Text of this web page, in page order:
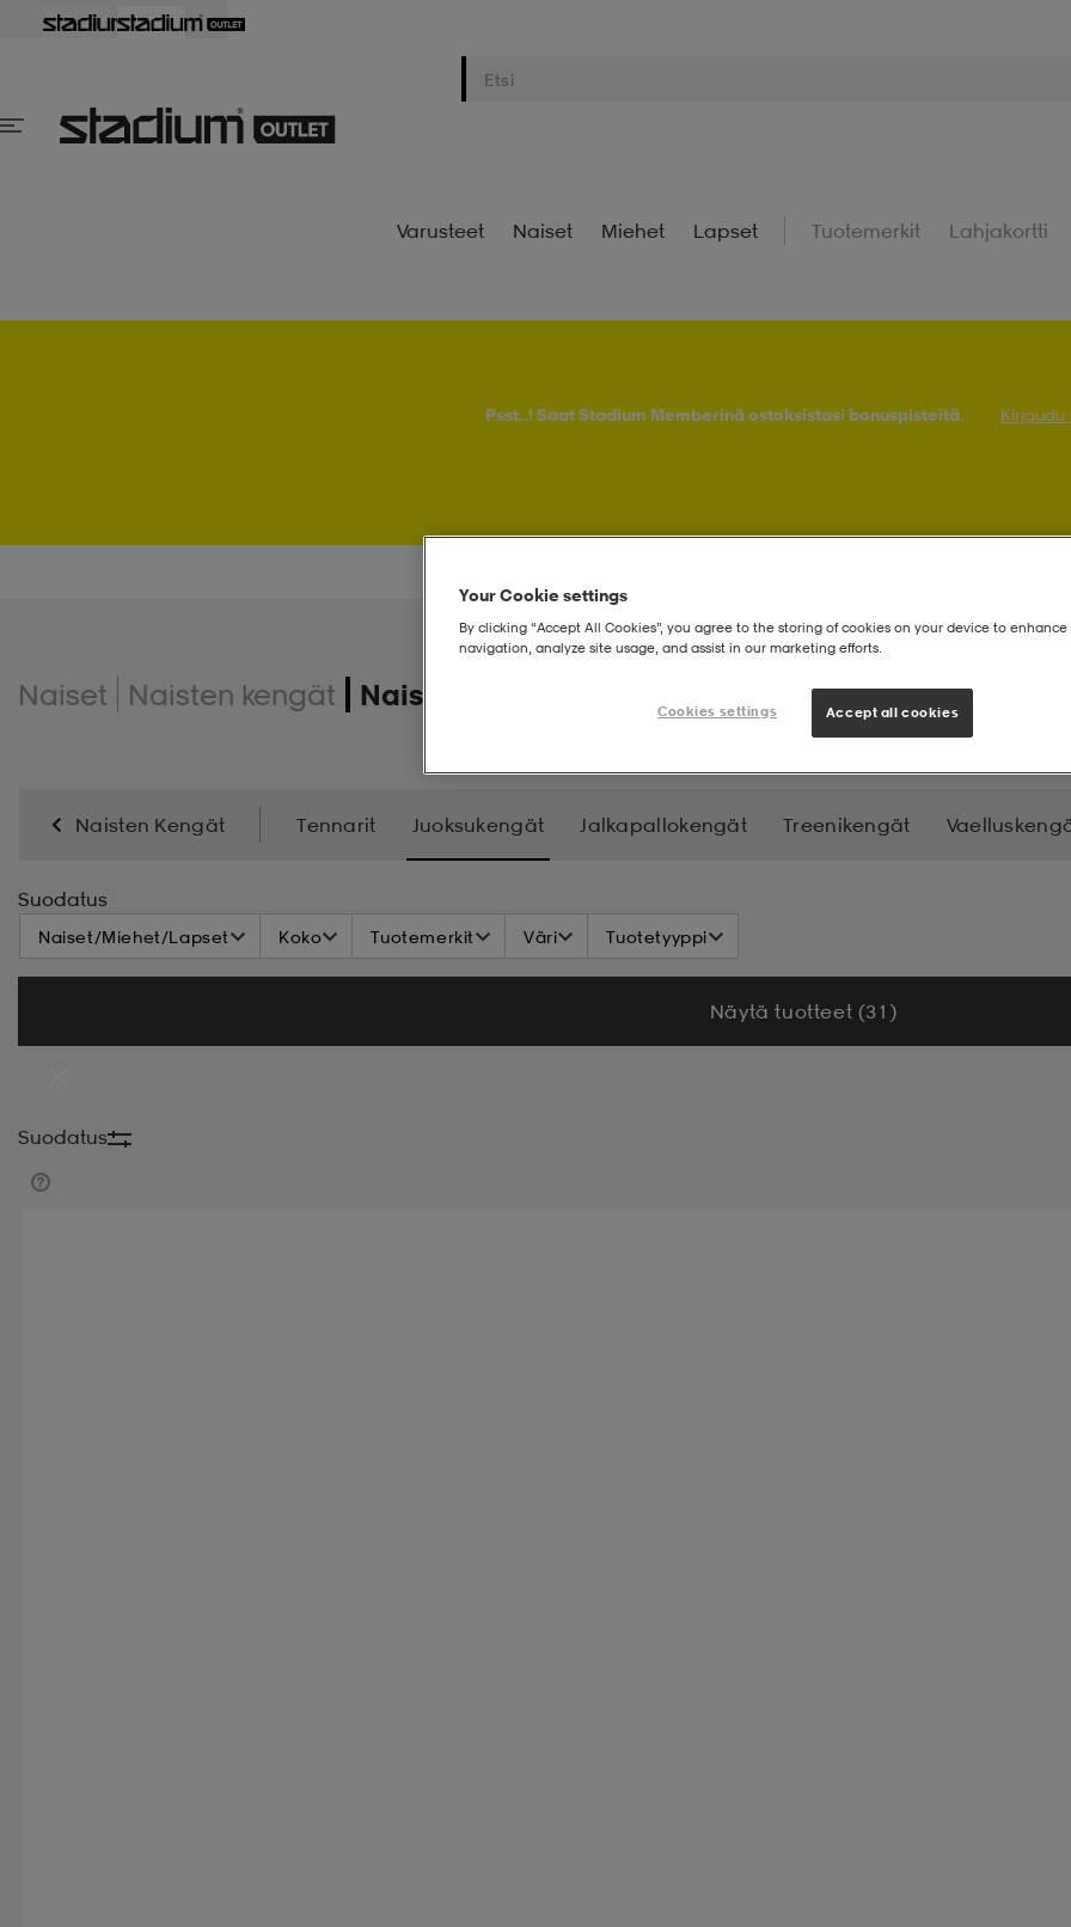
Varusteet Naiset Miehet Lapset Tuotemerkit Lahjakortti
Psst..! Saat Stadium Memberinä ostoksistasi bonuspisteitä. Kirjaudu
Naiset Naisten kengät Naisten juoksukengät
Naisten Kengät Tennarit Juoksukengät Jalkapallokengät Treenikengät
Varsikengät & Saappaat
Suodatus
Naiset/Miehet/Lapset Koko Tuotemerkit Väri Tuotetyyppi
Näytä tuotteet (31)
Suodatus
Your Cookie settings
By clicking “Accept All Cookies”, you agree to the storing of cookies on your device to enhance
navigation, analyze site usage, and assist in our marketing efforts.
Cookies settings Accept all cookies